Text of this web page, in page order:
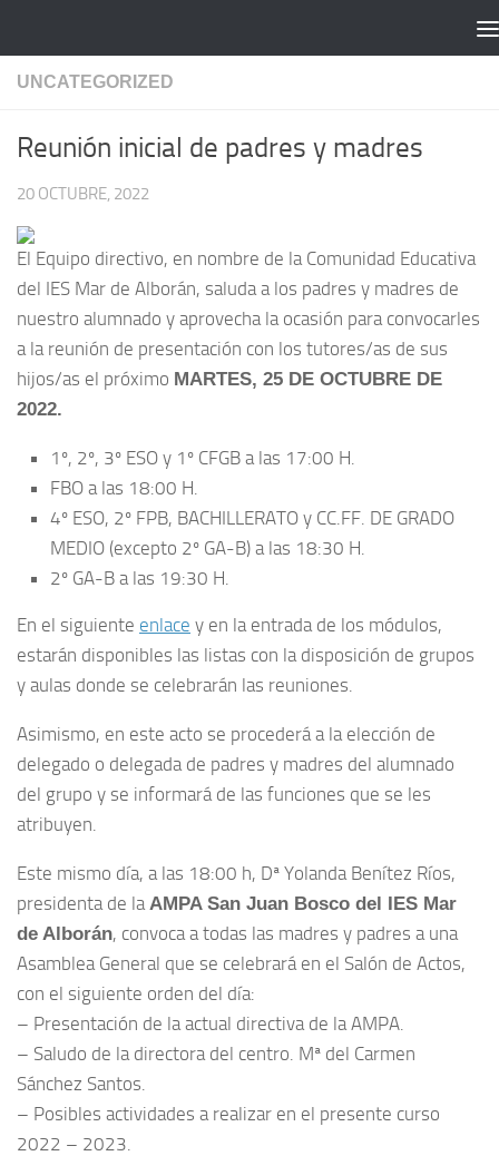
UNCATEGORIZED
Reunión inicial de padres y madres
20 OCTUBRE, 2022
El Equipo directivo, en nombre de la Comunidad Educativa
del IES Mar de Alborán, saluda a los padres y madres de
nuestro alumnado y aprovecha la ocasión para convocarles
a la reunión de presentación con los tutores/as de sus
hijos/as el próximo MARTES, 25 DE OCTUBRE DE
2022.
1º, 2º, 3º ESO y 1º CFGB a las 17:00 H.
FBO a las 18:00 H.
4º ESO, 2º FPB, BACHILLERATO y CC.FF. DE GRADO
MEDIO (excepto 2º GA-B) a las 18:30 H.
2º GA-B a las 19:30 H.
En el siguiente enlace y en la entrada de los módulos,
estarán disponibles las listas con la disposición de grupos
y aulas donde se celebrarán las reuniones.
Asimismo, en este acto se procederá a la elección de
delegado o delegada de padres y madres del alumnado
del grupo y se informará de las funciones que se les
atribuyen.
Este mismo día, a las 18:00 h, Dª Yolanda Benítez Ríos,
presidenta de la AMPA San Juan Bosco del IES Mar
de Alborán, convoca a todas las madres y padres a una
Asamblea General que se celebrará en el Salón de Actos,
con el siguiente orden del día:
– Presentación de la actual directiva de la AMPA.
– Saludo de la directora del centro. Mª del Carmen
Sánchez Santos.
– Posibles actividades a realizar en el presente curso
2022 – 2023.